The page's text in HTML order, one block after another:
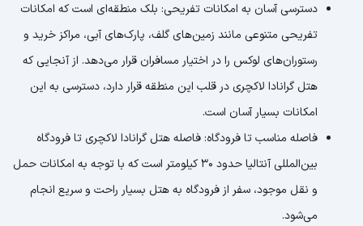
دسترسی آسان به امکانات تفریحی: بلک منطقه‌ای است که امکانات
تفریحی متنوعی مانند زمین‌های گلف، پارک‌های آبی، مراکز خرید و
رستوران‌های لوکس را در اختیار مسافران قرار می‌دهد. از آنجایی که
هتل گرانادا لاکچری در قلب این منطقه قرار دارد، دسترسی به این
امکانات بسیار آسان است.
فاصله مناسب تا فرودگاه: فاصله هتل گرانادا لاکچری تا فرودگاه
بین‌المللی آنتالیا حدود 30 کیلومتر است که با توجه به امکانات حمل
و نقل موجود، سفر از فرودگاه به هتل بسیار راحت و سریع انجام
می‌شود.